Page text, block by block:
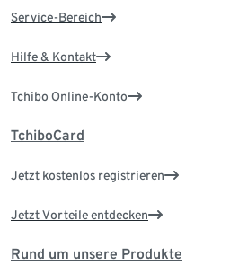
Service-Bereich
Hilfe & Kontakt
Tchibo Online-Konto
TchiboCard
Jetzt kostenlos registrieren
Jetzt Vorteile entdecken
Rund um unsere Produkte